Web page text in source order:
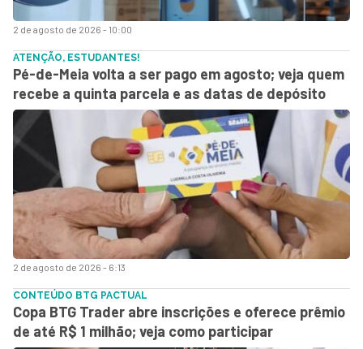
2 de agosto de 2026 - 10:00
2 de agosto de 2026 - 6:13
ATENÇÃO, ESTUDANTES!
Pé-de-Meia volta a ser pago em agosto; veja quem
recebe a quinta parcela e as datas de depósito
CONTEÚDO BTG PACTUAL
Copa BTG Trader abre inscrições e oferece prêmio
de até R$ 1 milhão; veja como participar